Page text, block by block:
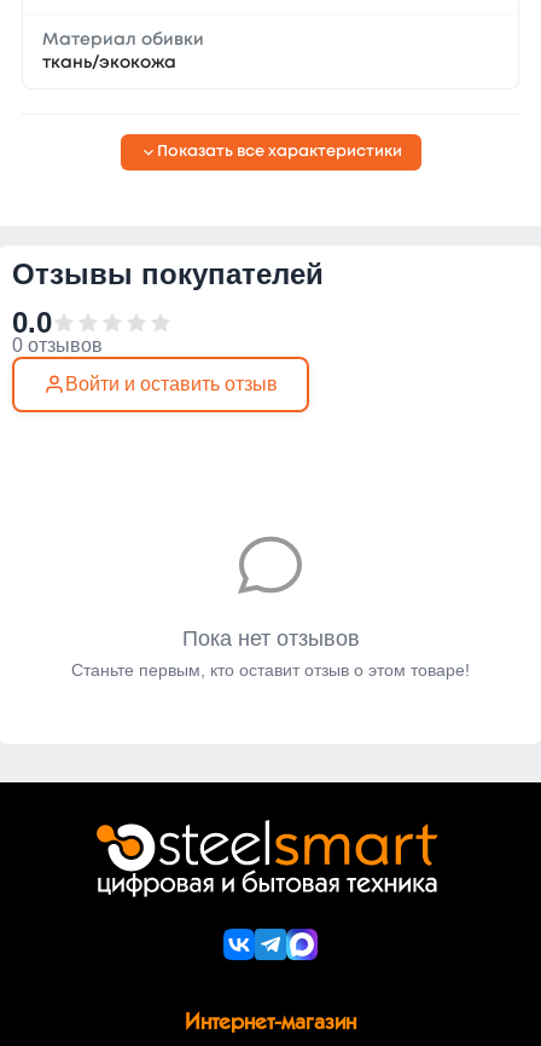
Материал обивки
ткань/экокожа
Показать все характеристики
Отзывы покупателей
0.0
0 отзывов
Войти и оставить отзыв
Пока нет отзывов
Станьте первым, кто оставит отзыв о этом товаре!
Интернет-магазин